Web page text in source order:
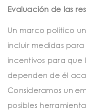
Evaluación de las
Un marco político
incluir medidas
incentivos para que
dependen de él
Consideramos un
posibles